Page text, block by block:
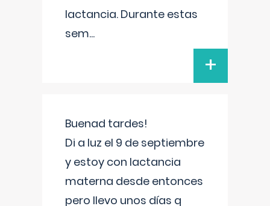
lactancia. Durante estas
sem...
+
Buenad tardes!
Di a luz el 9 de septiembre
y estoy con lactancia
materna desde entonces
pero llevo unos días q